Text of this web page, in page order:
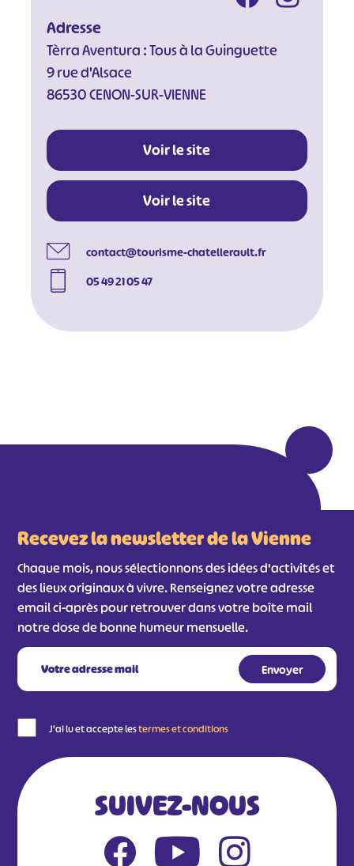
Adresse
Tèrra Aventura : Tous à la Guinguette
9 rue d'Alsace
86530 CENON-SUR-VIENNE
Voir le site
Voir le site
contact@tourisme-chatellerault.fr
05 49 21 05 47
Recevez la newsletter de la Vienne
Chaque mois, nous sélectionnons des idées d'activités et
des lieux originaux à vivre. Renseignez votre adresse
email ci-après pour retrouver dans votre boîte mail
notre dose de bonne humeur mensuelle.
J'ai lu et accepte lestermes et conditions
SUIVEZ-NOUS
# #